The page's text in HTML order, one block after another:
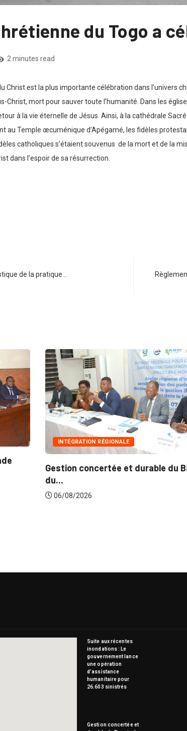
du Togo a
2 minutes read
Christ est la plus importante célébration dans l’univers
mort pour sauver toute l’humanité. Dans les
à la vie éternelle de Jésus. Ainsi, à la cathédrale
au Temple œcuménique d’Apégamé, les fidèles
catholiques s’étaient souvenus de la mort et de la
dans l’espoir de sa résurrection.
de la pratique…
INTÉGRATION RÉGIONALE
Gestion concertée et durable du
du...
06/08/2026
Suite aux récentes
inondations : Le
gouvernement lance
une opération
d’assistance
humanitaire pour
26.603 sinistrés
Gestion concertée et